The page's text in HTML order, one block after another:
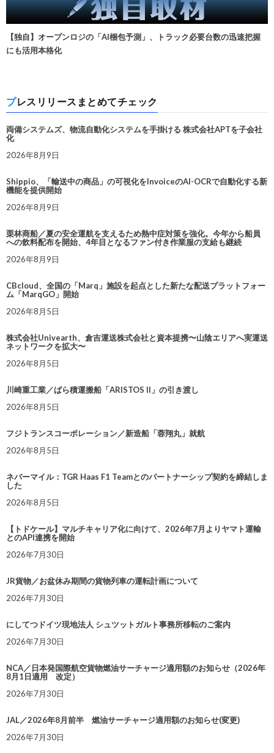
【独自】オープンロジの「AI梱包予測」、トラック必要台数の迅速把握
にも活用本格化
プレスリリースまとめてチェック
両備システムズ、物流自動化システムを手掛ける 株式会社APTを子会社
化
2026年8月9日
Shippio、「輸送中の商品」の可視化をInvoiceのAI-OCRで自動化する新
機能を提供開始
2026年8月9日
栗林商船／夏の安全運航を支えるため熱中症対策を強化。今年から船員
への飲料配布を開始、4年目となるファン付き作業服の支給も継続
2026年8月9日
CBcloud、全国の「Marq」施設を起点とした新たな配送プラットフォー
ム「MarqGO」開始
2026年8月5日
株式会社Univearth、倉吉運送株式会社と資本提携〜山陰エリアへ実運送
ネットワークを拡大〜
2026年8月5日
川崎重工業／ばら積運搬船「ARISTOS II」の引き渡し
2026年8月5日
フジトランスコーポレーション／新造船「蓉翔丸」就航
2026年8月5日
ネバーマイル：TGR Haas F1 Teamとのパートナーシップ契約を締結しま
した
2026年8月5日
【トドケール】マルチキャリア化に向けて、2026年7月よりヤマト運輸
とのAPI連携を開始
2026年7月30日
JR貨物／お盆休み期間の貨物列車の運転計画について
2026年7月30日
にしてつドイツ現地法人 シュツットガルト事務所移転のご案内
2026年7月30日
NCA／日本発国際航空貨物燃油サーチャージ適用額のお知らせ（2026年
8月1日適用 改定）
2026年7月30日
JAL／2026年8月前半 燃油サーチャージ適用額のお知らせ(変更)
2026年7月30日